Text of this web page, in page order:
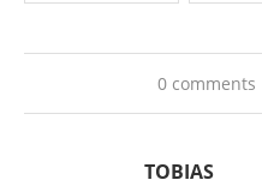
0 comments
TOBIAS